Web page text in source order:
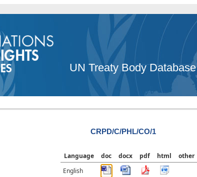
UN Treaty Body Database
CRPD/C/PHL/CO/1
Language doc docx pdf html
other
English